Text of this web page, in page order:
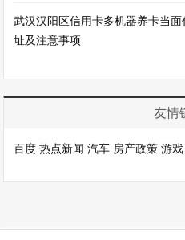
武汉汉阳区信用卡多机器养卡当
址及注意事项
友情
百度 热点新闻 汽车 房产政策 游戏